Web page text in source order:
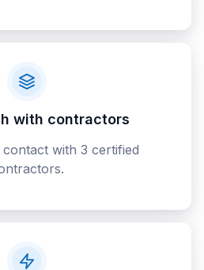
with contractors
with 3 certified